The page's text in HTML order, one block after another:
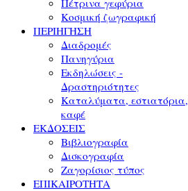
Κοσμική ζωγραφική
ΠΕΡΙΗΓΗΣΗ
Διαδρομές
Πανηγύρια
Εκδηλώσεις -
Δραστηριότητες
Καταλύματα, εστιατόρια,
καφέ
ΕΚΔΟΣΕΙΣ
Βιβλιογραφία
Δισκογραφία
Ζαγορίσιος τύπος
ΕΠΙΚΑΙΡΟΤΗΤΑ